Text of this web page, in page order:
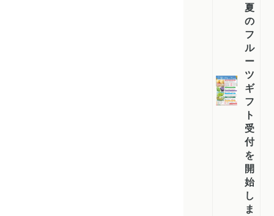
夏
の
フ
ル
ー
ツ
ギ
フ
ト
受
付
を
開
始
し
ま